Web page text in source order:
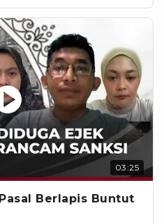
03:25
Berlapis Buntut